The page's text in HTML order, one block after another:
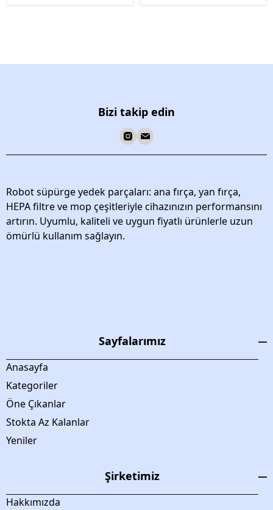
Bizi takip edin
Robot süpürge yedek parçaları: ana fırça, yan fırça,
HEPA filtre ve mop çeşitleriyle cihazınızın performansını
artırın. Uyumlu, kaliteli ve uygun fiyatlı ürünlerle uzun
ömürlü kullanım sağlayın.
Sayfalarımız
Anasayfa
Kategoriler
Öne Çıkanlar
Stokta Az Kalanlar
Yeniler
Şirketimiz
Hakkımızda